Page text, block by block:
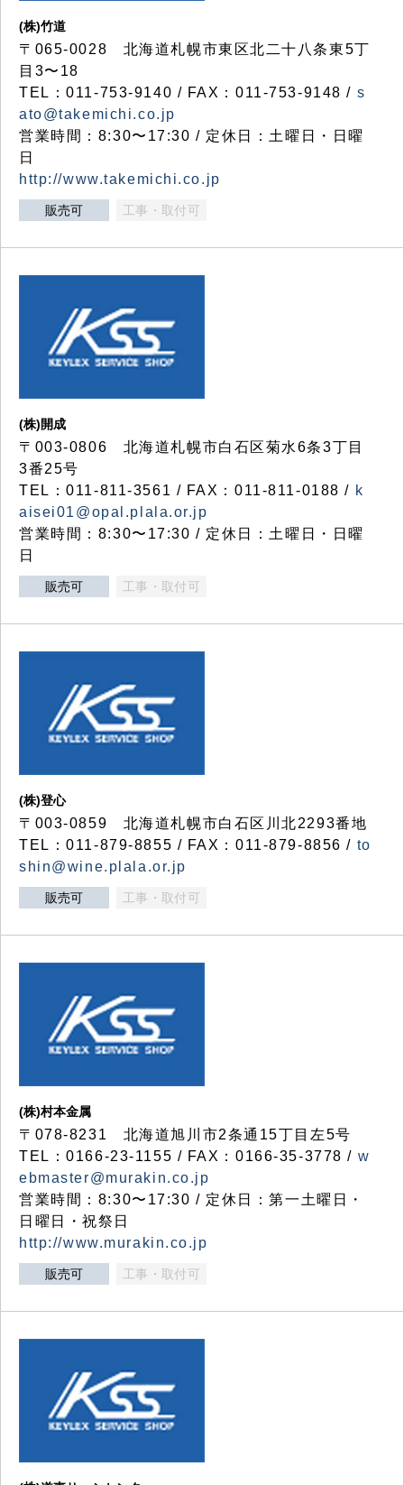
(株)竹道
〒065-0028 北海道札幌市東区北二十八条東5丁
目3〜18
TEL：011-753-9140 / FAX：011-753-9148 / s
ato@takemichi.co.jp
営業時間：8:30〜17:30 / 定休日：土曜日・日曜
日
http://www.takemichi.co.jp
販売可 工事・取付可
(株)開成
〒003-0806 北海道札幌市白石区菊水6条3丁目
3番25号
TEL：011-811-3561 / FAX：011-811-0188 / k
aisei01@opal.plala.or.jp
営業時間：8:30〜17:30 / 定休日：土曜日・日曜
日
販売可 工事・取付可
(株)登心
〒003-0859 北海道札幌市白石区川北2293番地
TEL：011-879-8855 / FAX：011-879-8856 / to
shin@wine.plala.or.jp
販売可 工事・取付可
(株)村本金属
〒078-8231 北海道旭川市2条通15丁目左5号
TEL：0166-23-1155 / FAX：0166-35-3778 / w
ebmaster@murakin.co.jp
営業時間：8:30〜17:30 / 定休日：第一土曜日・
日曜日・祝祭日
http://www.murakin.co.jp
販売可 工事・取付可